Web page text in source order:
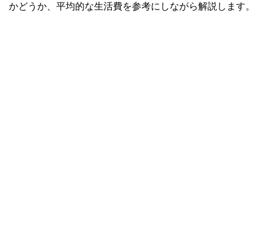
かどうか、平均的な生活費を参考にしながら解説します。